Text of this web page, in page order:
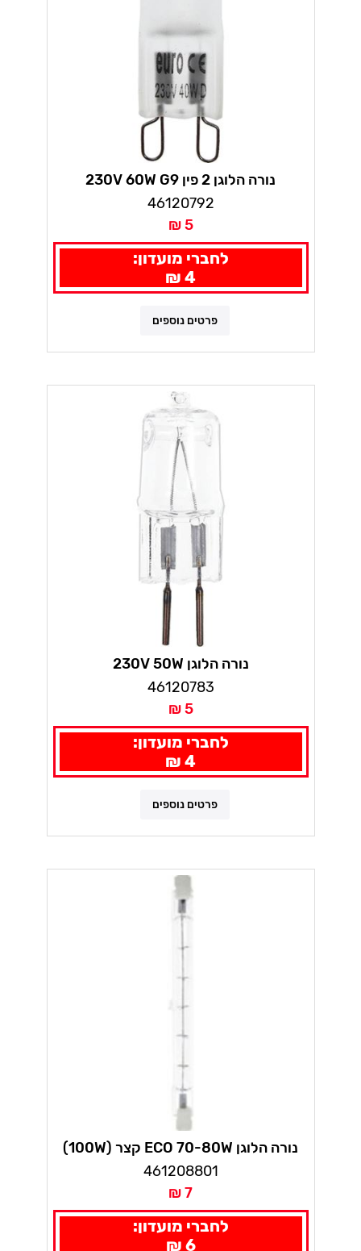
נורה הלוגן 2 פין 230V 60W G9
46120792
5 ₪
לחברי מועדון:
4 ₪
פרטים נוספים
נורה הלוגן 230V 50W
46120783
5 ₪
לחברי מועדון:
4 ₪
פרטים נוספים
נורה הלוגן ECO 70-80W קצר (100W)
461208801
7 ₪
לחברי מועדון:
6 ₪